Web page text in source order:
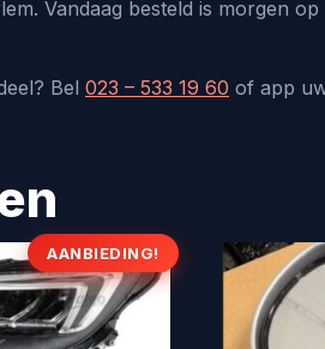
Vandaag besteld is morgen
Bel 023 – 533 19 60 of app
AANBIEDING!